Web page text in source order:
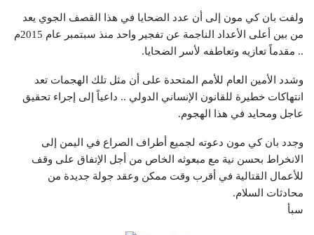
ولفت بان كي مون إلى أن عدد الضحايا في هذا القصف الجوي يعد
من بين أعلى الأعداد الناجمة عن تفجير واحد منذ سبتمبر عام 2015م
.. مقدماً تعازيه وتعاطفه لأسر الضحايا.
وشدد الأمين العام للأمم المتحدة على أن مثل تلك الهجمات تعد
انتهاكات خطيرة للقانون الإنساني الدولي .. داعياً إلى إجراء تحقيق
عاجل ومحايد في هذا الهجوم.
وجدد بان كي مون دعوته لجميع أطراف الصراع في اليمن إلى
الانخراط بحسن نية مع مبعوثه الخاص من أجل الإتفاق على وقف
للأعمال القتالية في أقرب وقت ممكن وعقد جولة جديدة من
محادثات السلام.
سبأ